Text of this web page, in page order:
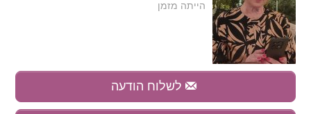
הייתה מזמן
לשלוח הודעה